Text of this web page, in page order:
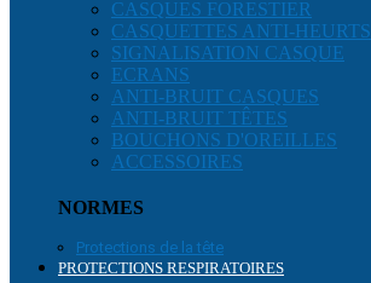
CASQUES FORESTIER
CASQUETTES ANTI-HEURTS
SIGNALISATION CASQUE
ECRANS
ANTI-BRUIT CASQUES
ANTI-BRUIT TÊTES
BOUCHONS D'OREILLES
ACCESSOIRES
NORMES
Protections de la tête
PROTECTIONS RESPIRATOIRES